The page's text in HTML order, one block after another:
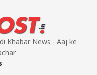
Khabar News - Aaj ke